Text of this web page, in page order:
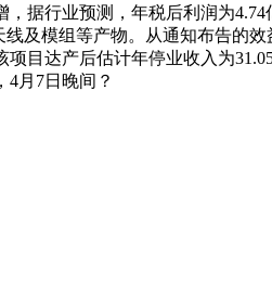
据行业预测，年税后利润为
及模组等产物。从通知布告的
目达产后估计年停业收入为
月7日晚间？